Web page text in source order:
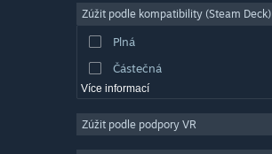
Tvorba videí
Úprava fotografií
Zúžit podle kompatibility (Steam Deck)
Plná
Částečná
Více informací
Zúžit podle podpory VR